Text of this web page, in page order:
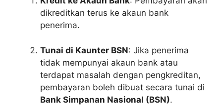
dikreditkan terus ke akaun bank
penerima.
Tunai di Kaunter BSN: Jika penerima
tidak mempunyai akaun bank atau
terdapat masalah dengan pengkreditan,
pembayaran boleh dibuat secara tunai di
Bank Simpanan Nasional (BSN).